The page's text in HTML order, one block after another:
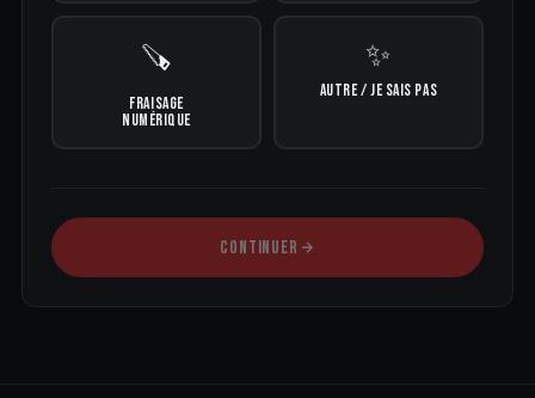
🪚
FRAISAGE
NUMÉRIQUE
✨
AUTRE / JE SAIS PAS
CONTINUER